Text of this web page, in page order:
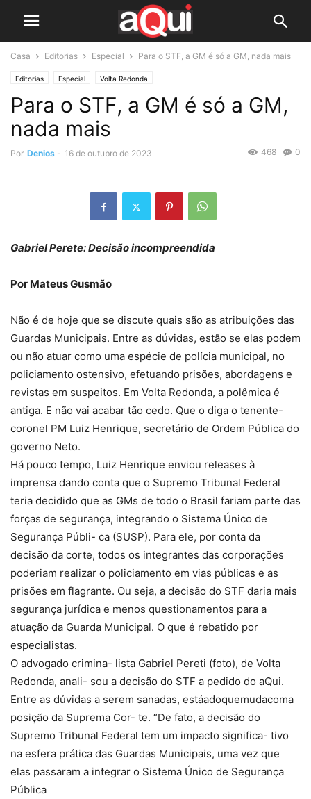
Casa Editorias Especial Para o STF, a GM é só a GM, nada mais
Editorias Especial Volta Redonda
Para o STF, a GM é só a GM,
nada mais
Por Denios - 16 de outubro de 2023 0
468
Gabriel Perete: Decisão incompreendida
Por Mateus Gusmão
Não é de hoje que se discute quais são as atribuições das
Guardas Municipais. Entre as dúvidas, estão se elas podem
ou não atuar como uma espécie de polícia municipal, no
policiamento ostensivo, efetuando prisões, abordagens e
revistas em suspeitos. Em Volta Redonda, a polêmica é
antiga. E não vai acabar tão cedo. Que o diga o tenente-
coronel PM Luiz Henrique, secretário de Ordem Pública do
governo Neto.
Há pouco tempo, Luiz Henrique enviou releases à
imprensa dando conta que o Supremo Tribunal Federal
teria decidido que as GMs de todo o Brasil fariam parte das
forças de segurança, integrando o Sistema Único de
Segurança Públi- ca (SUSP). Para ele, por conta da
decisão da corte, todos os integrantes das corporações
poderiam realizar o policiamento em vias públicas e as
prisões em flagrante. Ou seja, a decisão do STF daria mais
segurança jurídica e menos questionamentos para a
atuação da Guarda Municipal. O que é rebatido por
especialistas.
O advogado crimina- lista Gabriel Pereti (foto), de Volta
Redonda, anali- sou a decisão do STF a pedido do aQui.
Entre as dúvidas a serem sanadas, estáadoquemudacoma
posição da Suprema Cor- te. “De fato, a decisão do
Supremo Tribunal Federal tem um impacto significa- tivo
na esfera prática das Guardas Municipais, uma vez que
elas passaram a integrar o Sistema Único de Segurança
Pública